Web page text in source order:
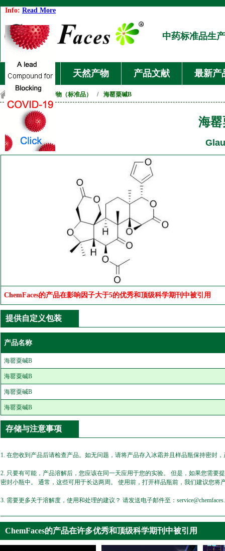
Info: Read More
中药标准品生
首页 天然产物 产品文献 最新产
天然产物（标准品） / 海罂粟碱B
海
ChemFaces的产品在影响因子大于5的优秀和顶级科学期刊中被引用
提供自定义包装
产品名称
海罂粟碱B
海罂粟碱B
海罂粟碱B
海罂粟碱B
存储与注意事项
1. 在您收到产品后请检查产品。如无问题，请将产品存入冰霜并且样品瓶保持密封
2. 只要有可能，产品溶解后，您应该在同一天应用于您的实验。 但是，如果您需
密封小瓶中。 通常，这些可用于长达两周。 使用前，打开样品瓶前，我们建议您将
3. 需要更多关于溶解度，使用和处理的建议？ 请发送电子邮件至：
ChemFaces的产品在许多优秀和顶级科学期刊中被引用